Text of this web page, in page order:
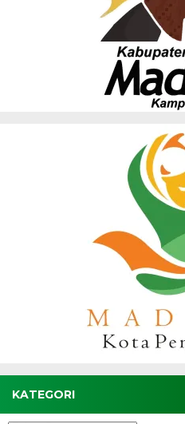
KATEGORI